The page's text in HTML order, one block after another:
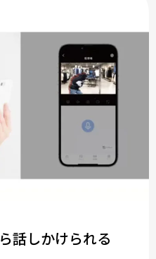
話しかけられる